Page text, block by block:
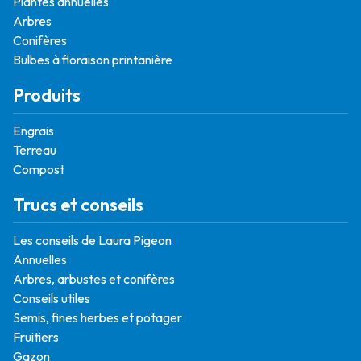
Arbres
Conifères
Bulbes à floraison printanière
Produits
Engrais
Terreau
Compost
Trucs et conseils
Les conseils de Laura Pigeon
Annuelles
Arbres, arbustes et conifères
Conseils utiles
Semis, fines herbes et potager
Fruitiers
Gazon